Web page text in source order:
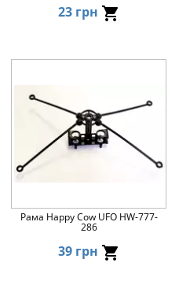
23 грн
Рама Happy Cow UFO HW-777-
286
39 грн